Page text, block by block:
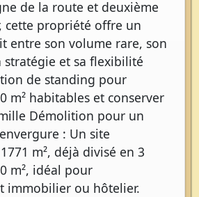
de la route et deuxième
cette propriété offre un
entre son volume rare, son
stratégie et sa flexibilité
de standing pour
m² habitables et conserver
Démolition pour un
: Un site
m², déjà divisé en 3
m², idéal pour
immobilier ou hôtelier.